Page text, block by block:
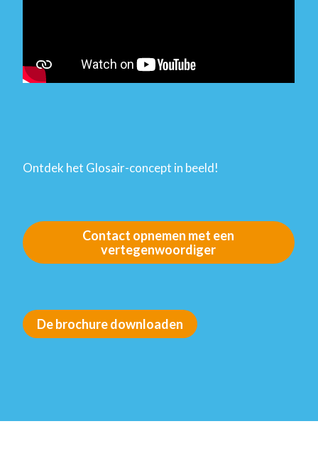
Ontdek het Glosair-concept in beeld!
Contact opnemen met een
vertegenwoordiger
De brochure downloaden